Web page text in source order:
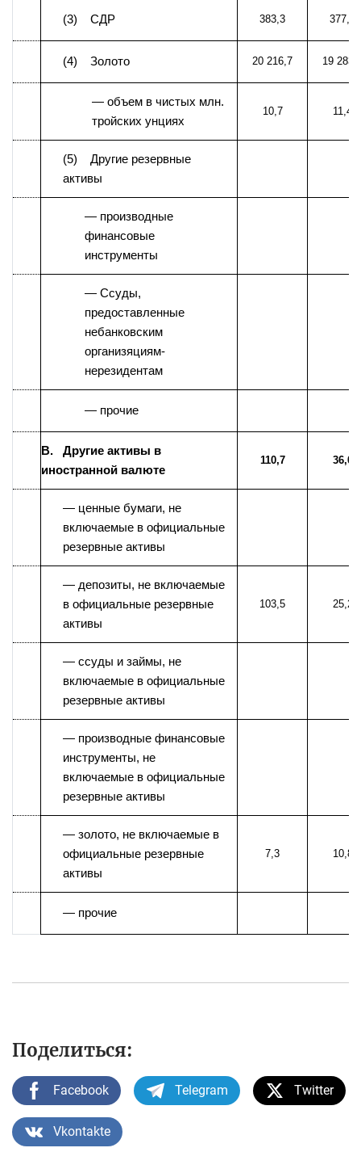
(3) СДР 383,3 377,2
(4) Золото 20 216,7 19
— объем в чистых млн.
тройских унциях
10,7 11,4
(5) Другие резервные
активы
— производные
финансовые
инструменты
— Ссуды,
предоставленные
небанковским
организяциям-
нерезидентам
— прочие
B. Другие активы в
иностранной валюте
110,7 36,0
— ценные бумаги, не
включаемые в официальные
резервные активы
— депозиты, не включаемые
в официальные резервные
активы
103,5 25,2
— ссуды и займы, не
включаемые в официальные
резервные активы
— производные финансовые
инструменты, не
включаемые в официальные
резервные активы
— золото, не включаемые в
официальные резервные
активы
7,3 10,8
— прочие
Поделиться:
Facebook Telegram Twitter
Vkontakte